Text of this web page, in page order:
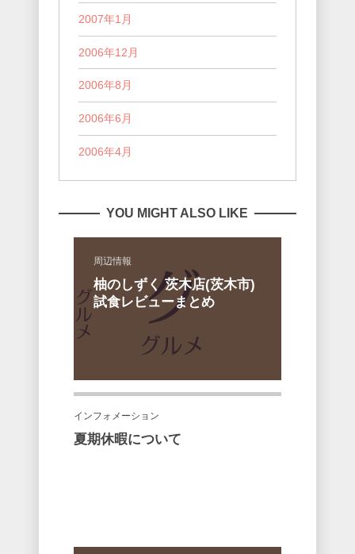
2007年1月
2006年12月
2006年8月
2006年6月
2006年4月
YOU MIGHT ALSO LIKE
周辺情報
柚のしずく 茨木店(茨木市)
試食レビューまとめ
インフォメーション
夏期休暇について